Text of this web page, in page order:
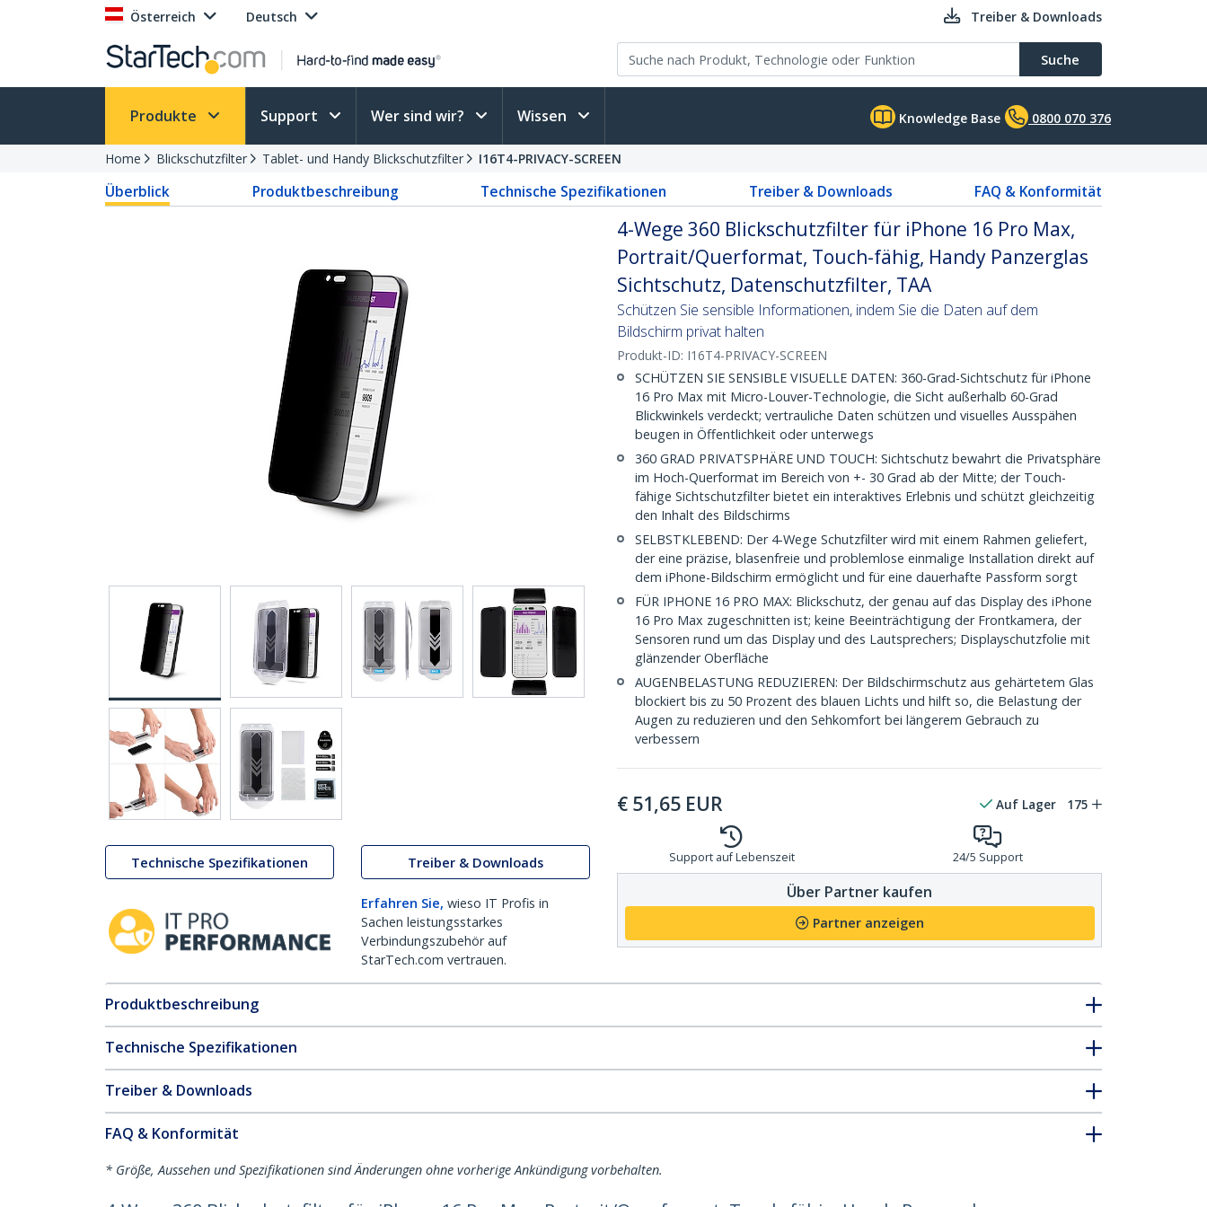
Österreich Deutsch Treiber & Downloads
Suche
Produkte Support Wer sind wir? Wissen Knowledge Base 0800 070 376
Home Blickschutzfilter Tablet- und Handy Blickschutzfilter I16T4-PRIVACY-SCREEN
Überblick Produktbeschreibung Technische Spezifikationen Treiber & Downloads FAQ & Konformität
Technische Spezifikationen Treiber & Downloads
Erfahren Sie, wieso IT Profis in
Sachen leistungsstarkes
Verbindungszubehör auf
StarTech.com vertrauen.
4-Wege 360 Blickschutzfilter für iPhone 16 Pro Max,
Portrait/Querformat, Touch-fähig, Handy Panzerglas
Sichtschutz, Datenschutzfilter, TAA
Schützen Sie sensible Informationen, indem Sie die Daten auf dem
Bildschirm privat halten
Produkt-ID: I16T4-PRIVACY-SCREEN
SCHÜTZEN SIE SENSIBLE VISUELLE DATEN: 360-Grad-Sichtschutz für iPhone
16 Pro Max mit Micro-Louver-Technologie, die Sicht außerhalb 60-Grad
Blickwinkels verdeckt; vertrauliche Daten schützen und visuelles Ausspähen
beugen in Öffentlichkeit oder unterwegs
360 GRAD PRIVATSPHÄRE UND TOUCH: Sichtschutz bewahrt die Privatsphäre
im Hoch-Querformat im Bereich von +- 30 Grad ab der Mitte; der Touch-
fähige Sichtschutzfilter bietet ein interaktives Erlebnis und schützt gleichzeitig
den Inhalt des Bildschirms
SELBSTKLEBEND: Der 4-Wege Schutzfilter wird mit einem Rahmen geliefert,
der eine präzise, blasenfreie und problemlose einmalige Installation direkt auf
dem iPhone-Bildschirm ermöglicht und für eine dauerhafte Passform sorgt
FÜR IPHONE 16 PRO MAX: Blickschutz, der genau auf das Display des iPhone
16 Pro Max zugeschnitten ist; keine Beeinträchtigung der Frontkamera, der
Sensoren rund um das Display und des Lautsprechers; Displayschutzfolie mit
glänzender Oberfläche
AUGENBELASTUNG REDUZIEREN: Der Bildschirmschutz aus gehärtetem Glas
blockiert bis zu 50 Prozent des blauen Lichts und hilft so, die Belastung der
Augen zu reduzieren und den Sehkomfort bei längerem Gebrauch zu
verbessern
€ 51,65 EUR Auf Lager 175
Support auf Lebenszeit 24/5 Support
Über Partner kaufen
Partner anzeigen
Produktbeschreibung
Technische Spezifikationen
Treiber & Downloads
FAQ & Konformität
* Größe, Aussehen und Spezifikationen sind Änderungen ohne vorherige Ankündigung vorbehalten.